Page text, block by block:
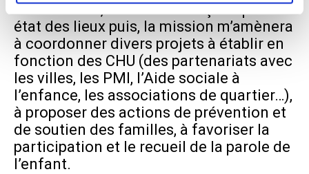
Evidemment, nous commençons par un
état des lieux puis, la mission m’amènera
à coordonner divers projets à établir en
fonction des CHU (des partenariats avec
les villes, les PMI, l’Aide sociale à
l’enfance, les associations de quartier…),
à proposer des actions de prévention et
de soutien des familles, à favoriser la
participation et le recueil de la parole de
l’enfant.